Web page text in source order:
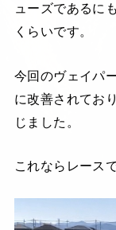
ューズであるに
くらいです。
今回のヴェイパ
に改善されてお
じました。
これならレース